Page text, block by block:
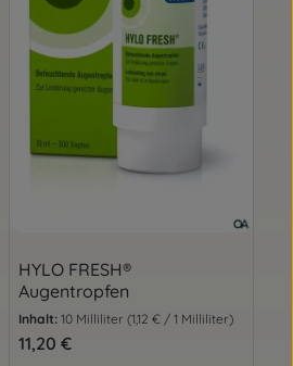
HYLO FRESH®
Augentropfen
Inhalt: 10 Milliliter (1,12 € / 1 Milliliter)
Regulärer Preis:
11,20 €